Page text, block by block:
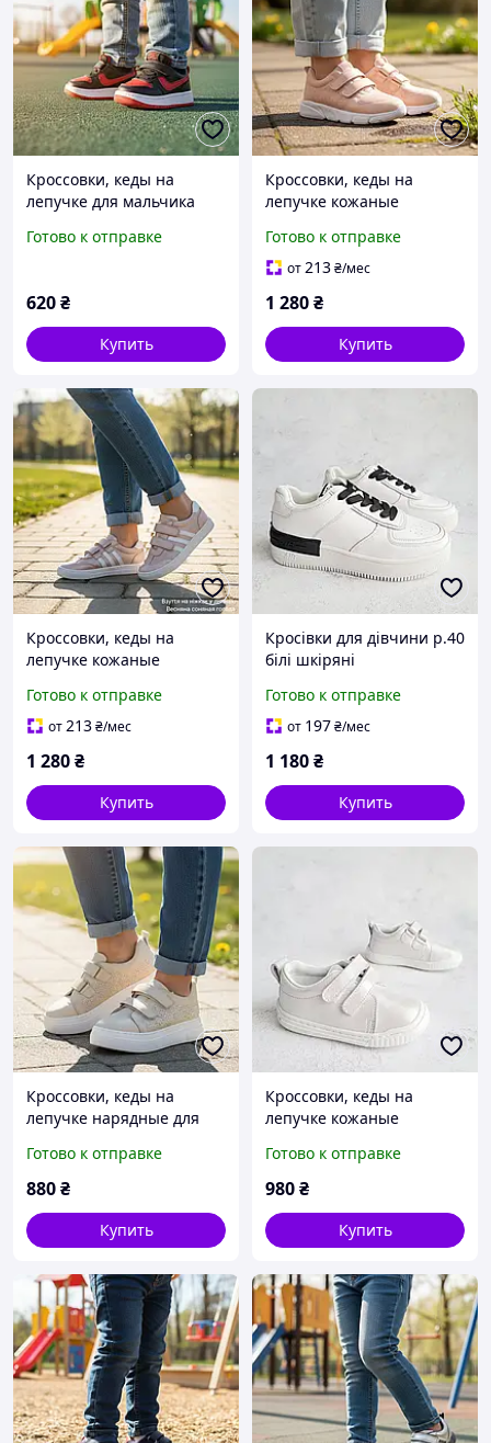
Кроссовки, кеды на
лепучке для мальчика
супинатором Размер 19-
Готово к отправке
620₴
Купить
Кроссовки, кеды на
лепучке кожаные
стелька кожаная с
супинатором Размер
Готово к отправке
от213₴/мес
1 280₴
Купить
Кроссовки, кеды на
лепучке кожаные
Размер 31,32
Готово к отправке
от213₴/мес
1 280₴
Купить
Кросівки для дівчини р.40
білі шкіряні
Готово к отправке
от 197₴/мес
1 180₴
Купить
Кроссовки, кеды на
лепучке нарядные для
Готово к отправке
880₴
Купить
Кроссовки, кеды на
лепучке кожаные
девочки Размер 22, 25
Готово к отправке
980₴
Купить